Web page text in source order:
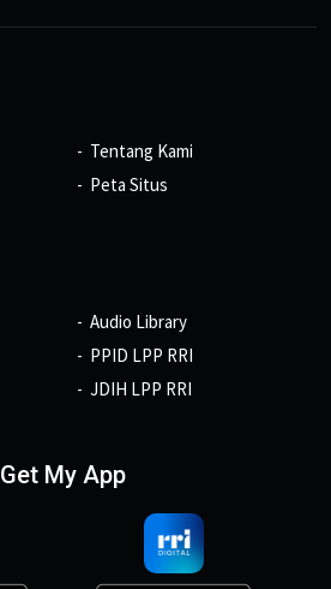
Tentang Kami
Peta Situs
Audio Library
PPID LPP RRI
JDIH LPP RRI
Get My App